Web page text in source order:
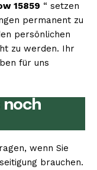
15859 “ setzen
permanent zu
persönlichen
zu werden. Ihr
für uns
noch
wenn Sie
brauchen.